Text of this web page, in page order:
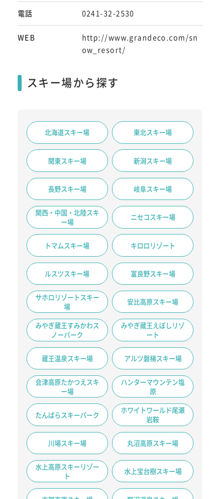
電話 0241-32-2530
WEB
http://www.grandeco.com/sn
ow_resort/
スキー場から探す
北海道スキー場 東北スキー場
関東スキー場 新潟スキー場
長野スキー場 岐阜スキー場
関西・中国・北陸スキ
ー場
ニセコスキー場
トマムスキー場 キロロリゾート
ルスツスキー場 富良野スキー場
サホロリゾートスキー
場
安比高原スキー場
みやぎ蔵王すみかわス
ノーパーク
みやぎ蔵王えぼしリゾ
ート
蔵王温泉スキー場 アルツ磐梯スキー場
会津高原たかつえスキ
ー場
ハンターマウンテン塩
原
たんばらスキーパーク
ホワイトワールド尾瀬
岩鞍
川場スキー場 丸沼高原スキー場
水上高原スキーリゾー
ト
水上宝台樹スキー場